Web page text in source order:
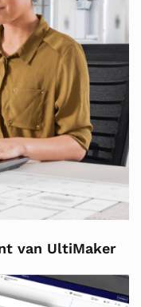
van UltiMaker